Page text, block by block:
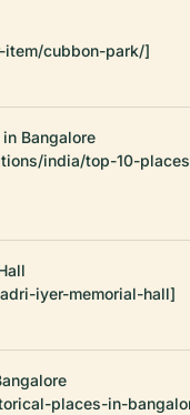
item/cubbon-park/]
Bangalore
india/top-10-
iyer-memorial-hall]
places-in-